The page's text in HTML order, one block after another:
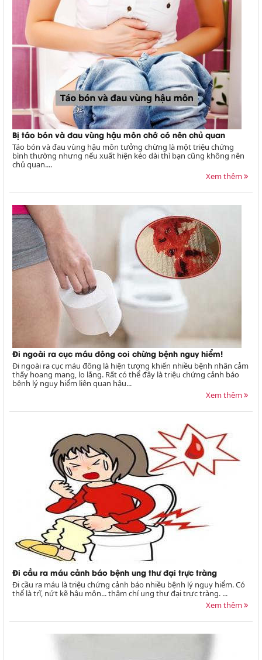
Bị táo bón và đau vùng hậu môn chớ có nên chủ quan
Táo bón và đau vùng hậu môn tưởng chừng là một triệu chứng
bình thường nhưng nếu xuất hiện kéo dài thì bạn cũng không nên
chủ quan....
Xem thêm
Đi ngoài ra cục máu đông coi chừng bệnh nguy hiểm!
Đi ngoài ra cục máu đông là hiện tượng khiến nhiều bệnh nhân cảm
thấy hoang mang, lo lắng. Rất có thể đây là triệu chứng cảnh báo
bệnh lý nguy hiểm liên quan hậu...
Xem thêm
Đi cầu ra máu cảnh báo bệnh ung thư đại trực tràng
Đi cầu ra máu là triệu chứng cảnh báo nhiều bệnh lý nguy hiểm. Có
thể là trĩ, nứt kẽ hậu môn... thậm chí ung thư đại trực tràng. ...
Xem thêm